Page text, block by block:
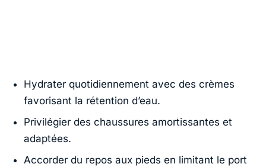
Hydrater quotidiennement avec des crèmes
favorisant la rétention d’eau.
Privilégier des chaussures amortissantes et
adaptées.
Accorder du repos aux pieds en limitant le port